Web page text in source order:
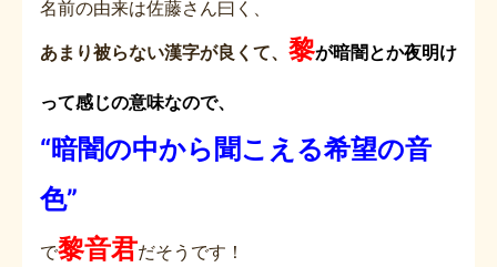
名前の由来は佐藤さん曰く、
あまり被らない漢字が良くて、 黎が暗闇とか夜明け
って感じの意味なので、
“暗闇の中から聞こえる希望の音
色”
で黎音君だそうです！